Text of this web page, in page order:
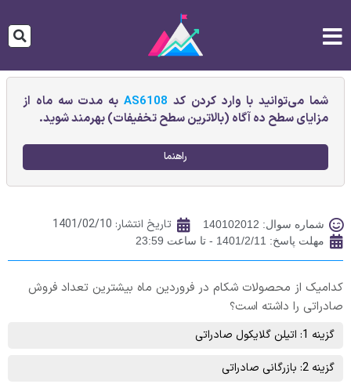
شما می‌توانید با وارد کردن کد AS6108به مدت سه ماه از
مزایای سطح ده آگاه (بالاترین سطح تخفیفات) بهرمند شوید.
راهنما
شماره سوال: 140102012 تاریخ انتشار: 1401/02/10
مهلت پاسخ: 1401/2/11 - تا ساعت 23:59
کدامیک از محصولات شکام در فروردین ماه بیشترین تعداد فروش
صادراتی را داشته است؟
گزینه 1: اتيلن گلايکول صادراتی
گزینه 2: بازرگانی صادراتی